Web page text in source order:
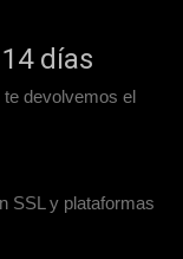
días
devolvemos el
SSL y plataformas